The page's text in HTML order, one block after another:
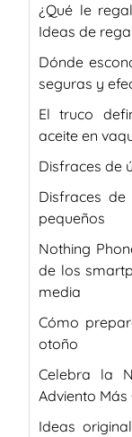
¿Qué le
Ideas de
Dónde
seguras y
El truco
aceite en
Disfraces de
Disfraces
pequeños
Nothing
de los
media
Cómo
otoño
Celebra la
Adviento Más
Ideas